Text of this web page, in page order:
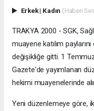
Erkek| Kadın (Haberi
TRAKYA 2000 - SGK,
muayene katılım
değişikliğe gitti. 1
Gazete'de yayımlanan
hekimi muayenelerinde
Yeni düzenlemeye göre,